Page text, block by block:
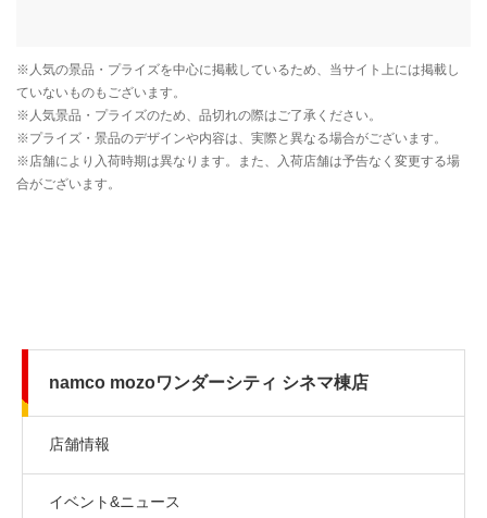
namco mozoワンダーシティ シネマ棟店
店舗情報
イベント&ニュース